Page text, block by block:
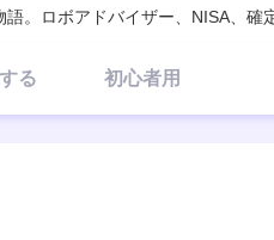
。ロボアドバイザー、NISA、確
る 初心者用